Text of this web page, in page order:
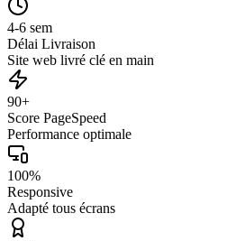
4-6 sem
Délai Livraison
Site web livré clé en main
90+
Score PageSpeed
Performance optimale
100%
Responsive
Adapté tous écrans